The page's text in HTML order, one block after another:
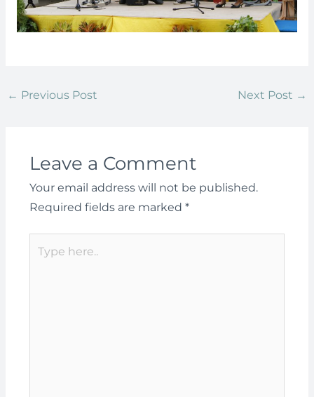
← Previous Post Next Post →
Leave a Comment
Your email address will not be published.
Required fields are marked *
here..